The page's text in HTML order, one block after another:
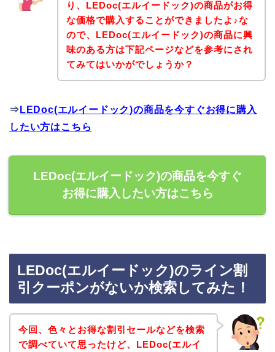
り、LEDoc(エルイードック)の商品がお得
な価格で購入することができましたよ♪な
ので、LEDoc(エルイードック)の商品に興
味のある方は下記ページなどを参考にされ
てみてはいかがでしょうか？
⇒ LEDoc(エルイードック)の商品を今すぐお得に購入
したい方はこちら
LEDoc(エルイードック)の商品を今すぐ
お得に購入したい方はこちら
LEDoc(エルイードック)のライン割
引クーポンがないか検索してみた！
今回、色々とお得な割引セールなどを検索
で調べていて思ったけど、LEDoc(エルイ